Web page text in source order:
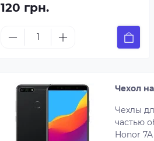
120 грн.
Чехол
Чехлы
частью
Honor